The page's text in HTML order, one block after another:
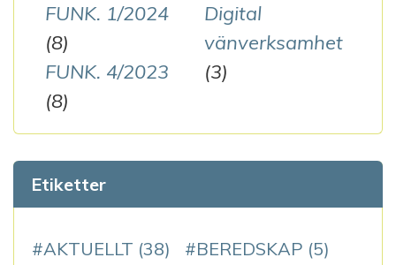
FUNK. 1/2024
(8)
FUNK. 4/2023
(8)
Digital
vänverksamhet
(3)
Etiketter
AKTUELLT (38) BEREDSKAP (5)